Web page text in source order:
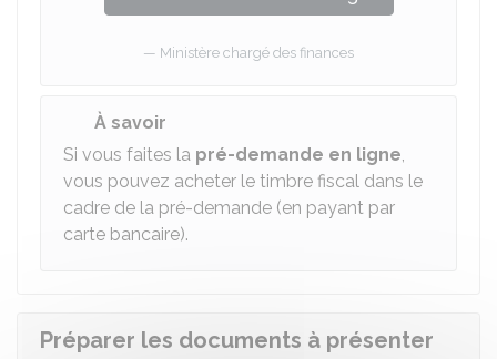
Ministère chargé des finances
À savoir
Si vous faites la pré-demande en ligne,
vous pouvez acheter le timbre fiscal dans le
cadre de la pré-demande (en payant par
carte bancaire).
Préparer les documents à présenter